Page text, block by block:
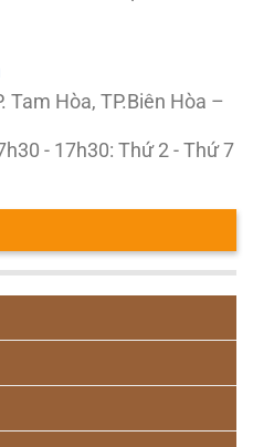
Tam Hòa, TP.Biên Hòa –
- 17h30: Thứ 2 - Thứ 7